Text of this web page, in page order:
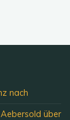
nach
über